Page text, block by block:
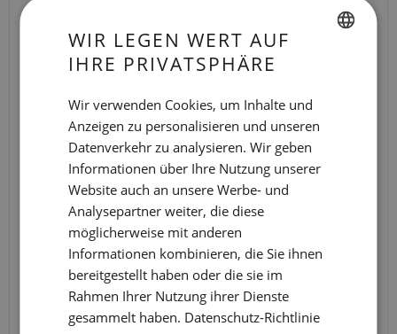
MEET OUR CITY
ENCUÉNTRANOS
EN SPOTIFY
CATALAN
GERMAN
WIR LEGEN WERT AUF
IHRE PRIVATSPHÄRE
Wir verwenden Cookies, um Inhalte und
Anzeigen zu personalisieren und unseren
Datenverkehr zu analysieren. Wir geben
Informationen über Ihre Nutzung unserer
Website auch an unsere Werbe- und
Analysepartner weiter, die diese
möglicherweise mit anderen
Informationen kombinieren, die Sie ihnen
bereitgestellt haben oder die sie im
Rahmen Ihrer Nutzung ihrer Dienste
gesammelt haben. Datenschutz-Richtlinie